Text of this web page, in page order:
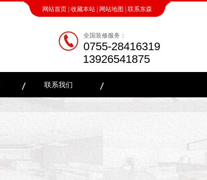
网站首页 收藏本站 网站地图 联系东森
全国装修服务：
0755-28416319
13926541875
联系我们